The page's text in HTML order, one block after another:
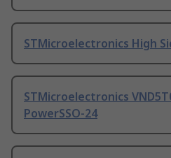
STMicroelectronics High
STMicroelectronics
PowerSSO-24